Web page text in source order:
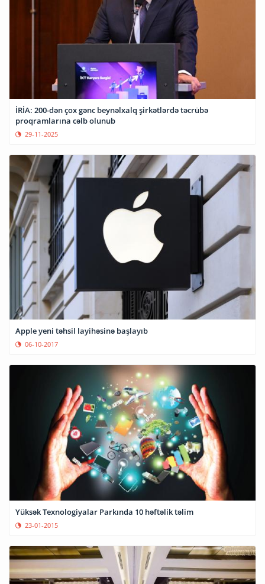
İRİA: 200-dən çox gənc beynəlxalq şirkətlərdə təcrübə
proqramlarına cəlb olunub
29-11-2025
Apple yeni təhsil layihəsinə başlayıb
06-10-2017
Yüksək Texnologiyalar Parkında 10 həftəlik təlim
23-01-2015